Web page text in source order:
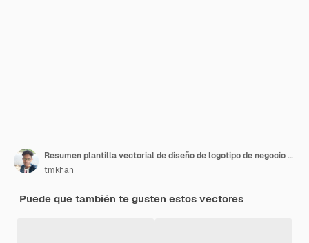
Resumen plantilla vectorial de diseño de logotipo de negocio de estilo simple de letra NF FN
tmkhan
Puede que también te gusten estos vectores